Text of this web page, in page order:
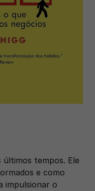
últimos tempos. Ele
e como
impulsionar o